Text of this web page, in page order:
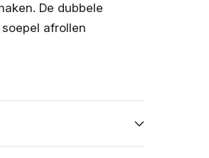
De dubbele
afrollen